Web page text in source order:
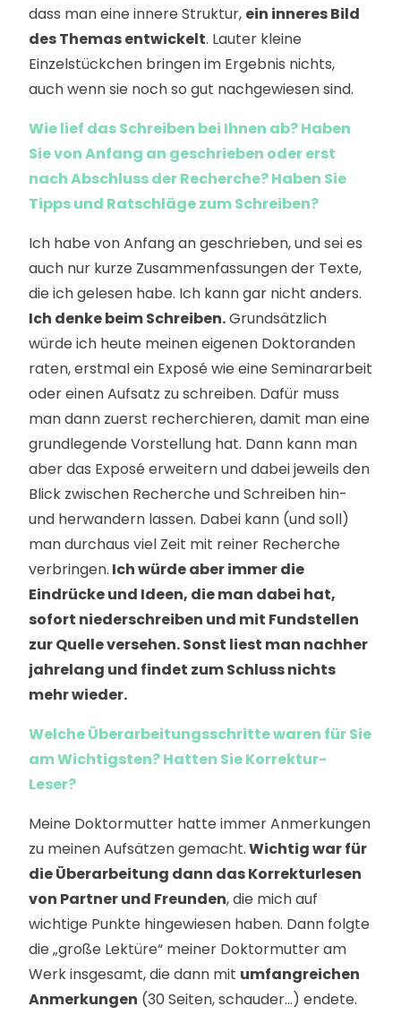
dass man eine innere Struktur, ein inneres Bild
des Themas entwickelt. Lauter kleine
Einzelstückchen bringen im Ergebnis nichts,
auch wenn sie noch so gut nachgewiesen sind.
Wie lief das Schreiben bei Ihnen ab? Haben
Sie von Anfang an geschrieben oder erst
nach Abschluss der Recherche? Haben Sie
Tipps und Ratschläge zum Schreiben?
Ich habe von Anfang an geschrieben, und sei es
auch nur kurze Zusammenfassungen der Texte,
die ich gelesen habe. Ich kann gar nicht anders.
Ich denke beim Schreiben.Grundsätzlich
würde ich heute meinen eigenen Doktoranden
raten, erstmal ein Exposé wie eine Seminararbeit
oder einen Aufsatz zu schreiben. Dafür muss
man dann zuerst recherchieren, damit man eine
grundlegende Vorstellung hat. Dann kann man
aber das Exposé erweitern und dabei jeweils den
Blick zwischen Recherche und Schreiben hin-
und herwandern lassen. Dabei kann (und soll)
man durchaus viel Zeit mit reiner Recherche
verbringen. Ich würde aber immer die
Eindrücke und Ideen, die man dabei hat,
sofort niederschreiben und mit Fundstellen
zur Quelle versehen. Sonst liest man nachher
jahrelang und findet zum Schluss nichts
mehr wieder.
Welche Überarbeitungsschritte waren für Sie
am Wichtigsten? Hatten Sie Korrektur-
Leser?
Meine Doktormutter hatte immer Anmerkungen
zu meinen Aufsätzen gemacht.Wichtig war für
die Überarbeitung dann das Korrekturlesen
von Partner und Freunden, die mich auf
wichtige Punkte hingewiesen haben. Dann folgte
die „große Lektüre“ meiner Doktormutter am
Werk insgesamt, die dann mit umfangreichen
Anmerkungen (30 Seiten, schauder…) endete.